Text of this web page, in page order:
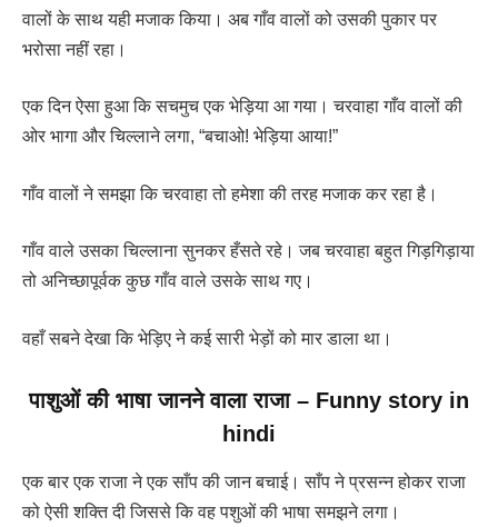
वालों के साथ यही मजाक किया। अब गाँव वालों को उसकी पुकार पर
भरोसा नहीं रहा।
एक दिन ऐसा हुआ कि सचमुच एक भेड़िया आ गया। चरवाहा गाँव वालों की
ओर भागा और चिल्लाने लगा, “बचाओ! भेड़िया आया!”
गाँव वालों ने समझा कि चरवाहा तो हमेशा की तरह मजाक कर रहा है।
गाँव वाले उसका चिल्लाना सुनकर हँसते रहे। जब चरवाहा बहुत गिड़गिड़ाया
तो अनिच्छापूर्वक कुछ गाँव वाले उसके साथ गए।
वहाँ सबने देखा कि भेड़िए ने कई सारी भेड़ों को मार डाला था।
पाशुओं की भाषा जानने वाला राजा– Funny story in
hindi
एक बार एक राजा ने एक साँप की जान बचाई। साँप ने प्रसन्न होकर राजा
को ऐसी शक्ति दी जिससे कि वह पशुओं की भाषा समझने लगा।